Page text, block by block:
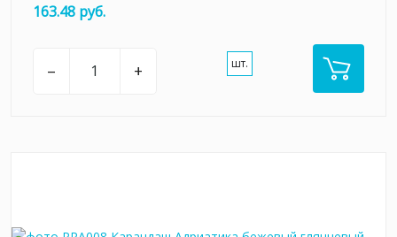
163.48 руб.
– + шт.